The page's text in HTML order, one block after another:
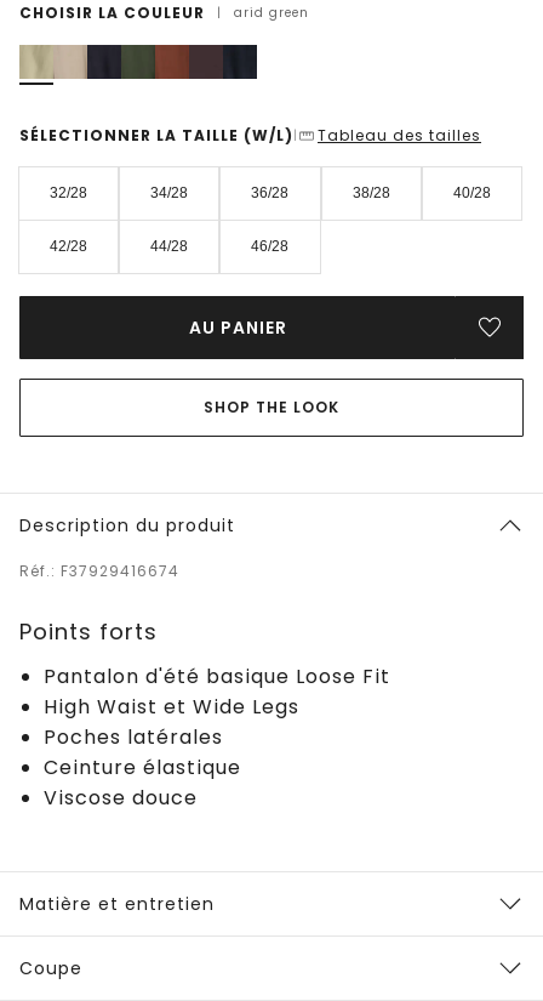
CHOISIR LA COULEUR | arid green
SÉLECTIONNER LA TAILLE (W/L) | Tableau des tailles
32/28 34/28 36/28 38/28 40/28
42/28 44/28 46/28
AU PANIER
SHOP THE LOOK
Description du produit
Réf.: F37929416674
Points forts
Pantalon d'été basique Loose Fit
High Waist et Wide Legs
Poches latérales
Ceinture élastique
Viscose douce
Matière et entretien
Coupe